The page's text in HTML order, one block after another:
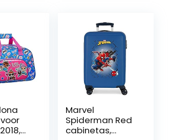
Marvel
Spiderman Red
cabinetas,